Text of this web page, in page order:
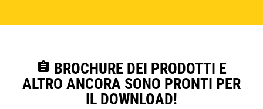
assignment BROCHURE DEI PRODOTTI E
ALTRO ANCORA SONO PRONTI PER
IL DOWNLOAD!